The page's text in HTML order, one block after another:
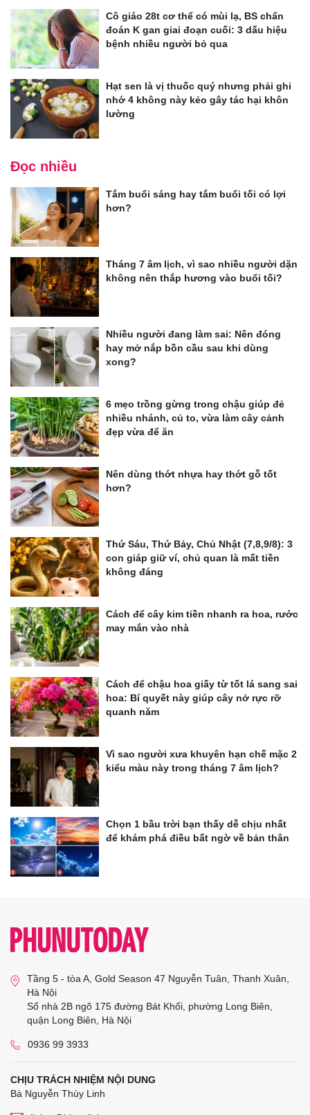
Cô giáo 28t cơ thể có mùi lạ, BS chẩn
đoán K gan giai đoạn cuối: 3 dấu hiệu
bệnh nhiều người bỏ qua
Hạt sen là vị thuốc quý nhưng phải ghi
nhớ 4 không này kẻo gây tác hại khôn
lường
Đọc nhiều
Tắm buổi sáng hay tắm buổi tối có lợi
hơn?
Tháng 7 âm lịch, vì sao nhiều người dặn
không nên thắp hương vào buổi tối?
Nhiều người đang làm sai: Nên đóng
hay mở nắp bồn cầu sau khi dùng
xong?
6 mẹo trồng gừng trong chậu giúp đẻ
nhiều nhánh, củ to, vừa làm cây cảnh
đẹp vừa để ăn
Nên dùng thớt nhựa hay thớt gỗ tốt
hơn?
Thứ Sáu, Thứ Bảy, Chủ Nhật (7,8,9/8): 3
con giáp giữ ví, chủ quan là mất tiền
không đáng
Cách để cây kim tiền nhanh ra hoa, rước
may mắn vào nhà
Cách để chậu hoa giấy từ tốt lá sang sai
hoa: Bí quyết này giúp cây nở rực rỡ
quanh năm
Vì sao người xưa khuyên hạn chế mặc 2
kiểu màu này trong tháng 7 âm lịch?
Chọn 1 bầu trời bạn thấy dễ chịu nhất
để khám phá điều bất ngờ về bản thân
Tầng 5 - tòa A, Gold Season 47 Nguyễn Tuân, Thanh Xuân,
Hà Nội
Số nhà 2B ngõ 175 đường Bát Khối, phường Long Biên,
quận Long Biên, Hà Nội
0936 99 3933
CHỊU TRÁCH NHIỆM NỘI DUNG
Bà Nguyễn Thùy Linh